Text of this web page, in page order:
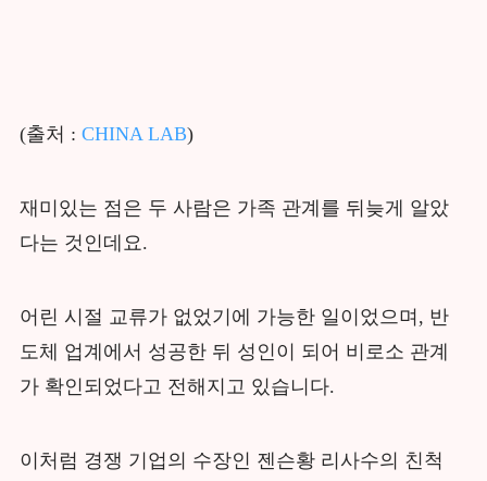
(출처 : CHINA LAB)
재미있는 점은 두 사람은 가족 관계를 뒤늦게 알았
다는 것인데요.
어린 시절 교류가 없었기에 가능한 일이었으며, 반
도체 업계에서 성공한 뒤 성인이 되어 비로소 관계
가 확인되었다고 전해지고 있습니다.
이처럼 경쟁 기업의 수장인 젠슨황 리사수의 친척